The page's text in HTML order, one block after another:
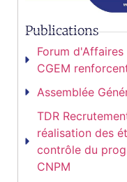
Publications
Forum
CGEM
Assemblée
TDR
réalisation des
contrôle du
CNPM